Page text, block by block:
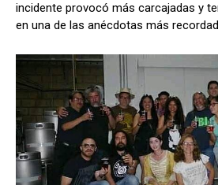
incidente provocó más carcajadas y
en una de las anécdotas más